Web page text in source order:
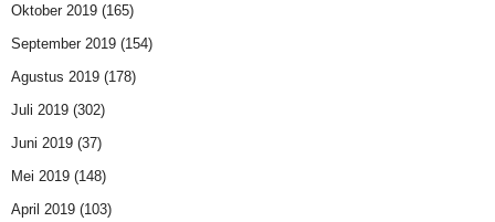
Oktober 2019 (165)
September 2019 (154)
Agustus 2019 (178)
Juli 2019 (302)
Juni 2019 (37)
Mei 2019 (148)
April 2019 (103)